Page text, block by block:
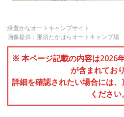
緑豊かなオートキャンプサイト
画像提供：那須たかはらオートキャンプ場
※ 本ページ記載の内容は2026
が含まれてお
詳細を確認されたい場合には
ください。